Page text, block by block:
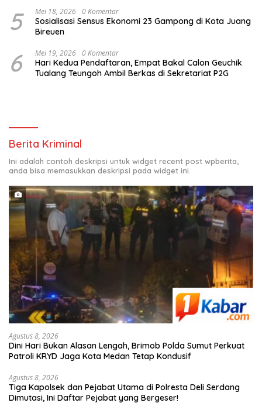
5 Mei 18, 2026 0 Komentar
Sosialisasi Sensus Ekonomi 23 Gampong di Kota Juang
Bireuen
6 Mei 19, 2026 0 Komentar
Hari Kedua Pendaftaran, Empat Bakal Calon Geuchik
Tualang Teungoh Ambil Berkas di Sekretariat P2G
Berita Kriminal
Ini adalah contoh deskripsi untuk widget recent post wpberita,
anda bisa memasukkan deskripsi pada widget ini.
Agustus 8, 2026
Dini Hari Bukan Alasan Lengah, Brimob Polda Sumut Perkuat
Patroli KRYD Jaga Kota Medan Tetap Kondusif
Agustus 8, 2026
Tiga Kapolsek dan Pejabat Utama di Polresta Deli Serdang
Dimutasi, Ini Daftar Pejabat yang Bergeser!